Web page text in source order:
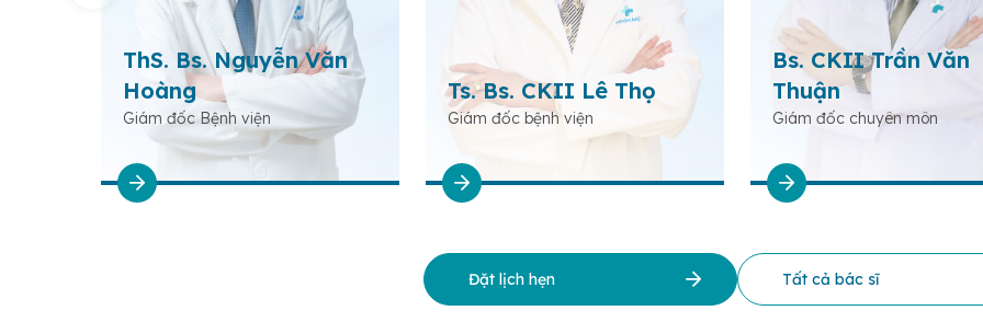
ThS. Bs. Nguyễn Văn
Hoàng
Giám đốc Bệnh viện
Ts. Bs. CKII Lê Thọ
Giám đốc bệnh viện
Bs. CKII Trần Văn
Thuận
Giám đốc chuyên môn
Đặt lịch hẹn Tất cả bác sĩ